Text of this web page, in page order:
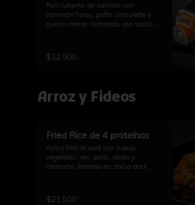
Roll cubierto de salmón con
camarón furay, palta, ciboulette y
queso crema, coronado con salsa
$12.900
Arroz y Fideos
Fried Rice de 4 proteínas
Arroz frito al wok con huevo,
vegetales, res, pollo, cerdo y
camarón, bañado en salsa dark.
$21.500